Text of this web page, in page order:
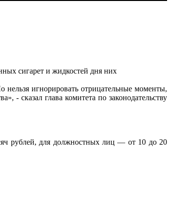
сигарет и жидкостей дня них
нельзя игнорировать отрицательные моменты,
- сказал глава комитета по законодательству
рублей, для должностных лиц — от 10 до 20